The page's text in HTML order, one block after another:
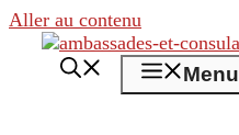
Aller au contenu
Menu